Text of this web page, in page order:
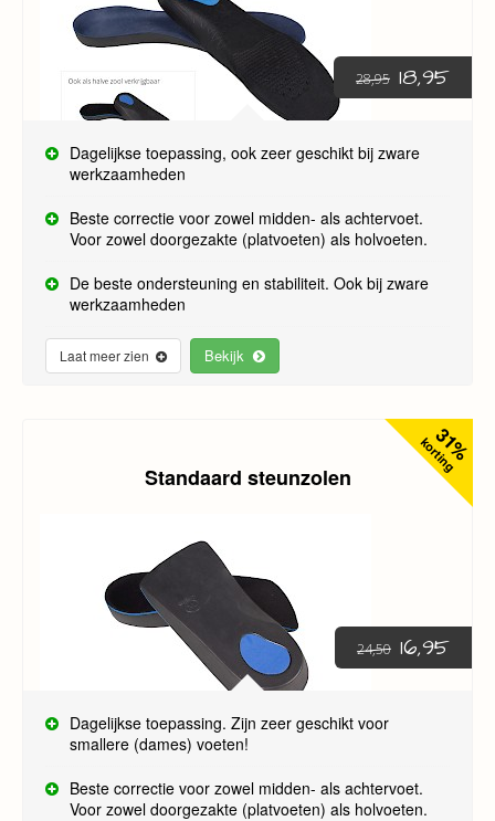
28,95 18,95
Dagelijkse toepassing, ook zeer geschikt bij zware
werkzaamheden
Beste correctie voor zowel midden- als achtervoet.
Voor zowel doorgezakte (platvoeten) als holvoeten.
De beste ondersteuning en stabiliteit. Ook bij zware
werkzaamheden
Laat meer zien Bekijk
31%
korting
Standaard steunzolen
24,50 16,95
Dagelijkse toepassing. Zijn zeer geschikt voor
smallere (dames) voeten!
Beste correctie voor zowel midden- als achtervoet.
Voor zowel doorgezakte (platvoeten) als holvoeten.